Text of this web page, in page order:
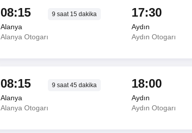
08:15 9 saat15 dakika
Alanya
Alanya Otogarı
17:30
Aydın
Aydın Otogarı
08:15 9 saat45 dakika
Alanya
Alanya Otogarı
18:00
Aydın
Aydın Otogarı